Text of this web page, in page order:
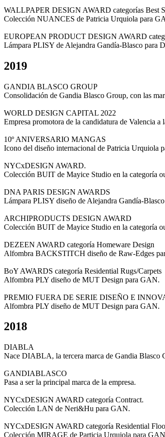
WALLPAPER DESIGN AWARD categorías Best
Colección NUANCES de Patricia Urquiola para
EUROPEAN PRODUCT DESIGN AWARD
Lámpara PLISY de Alejandra Gandía-Blasco para
2019
GANDIA BLASCO GROUP
Consolidación de Gandia Blasco Group, con las
WORLD DESIGN CAPITAL 2022
Empresa promotora de la candidatura de Valencia
10º ANIVERSARIO MANGAS
Icono del diseño internacional de Patricia Urquiola
NYCxDESIGN AWARD.
Colección BUIT de Mayice Studio en la categoría
DNA PARIS DESIGN AWARDS
Lámpara PLISY diseño de Alejandra Gandía-
ARCHIPRODUCTS DESIGN AWARD
Colección BUIT de Mayice Studio en la categoría
DEZEEN AWARD categoría Homeware Design
Alfombra BACKSTITCH diseño de Raw-Edges
BoY AWARDS categoría Residential Rugs/Carpets
Alfombra PLY diseño de MUT Design para GAN.
PREMIO FUERA DE SERIE DISEÑO E
Alfombra PLY diseño de MUT Design para GAN.
2018
DIABLA
Nace DIABLA, la tercera marca de Gandia Blasco
GANDIABLASCO
Pasa a ser la principal marca de la empresa.
NYCxDESIGN AWARD categoría Contract.
Colección LAN de Neri&Hu para GAN.
NYCxDESIGN AWARD categoría Residential
Colección MIRAGE de Particia Urquiola para